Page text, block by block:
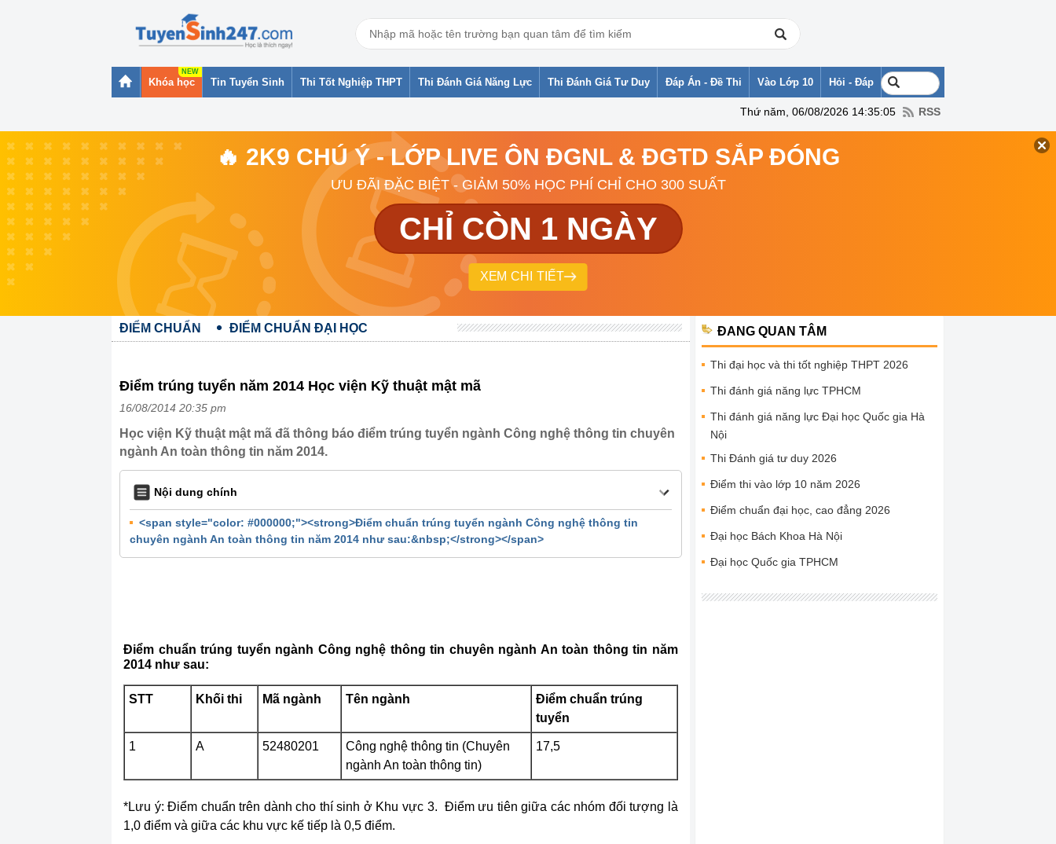
Khóa học Tin Tuyển Sinh Thi Tốt Nghiệp THPT Thi Đánh Giá Năng Lực Thi Đánh Giá Tư Duy Đáp Án - Đề Thi Vào Lớp 10 Hỏi - Đáp
Thứ năm, 06/08/2026 14:35:05 RSS
🔥 2K9 CHÚ Ý - LỚP LIVE ÔN ĐGNL & ĐGTD SẮP ĐÓNG
ƯU ĐÃI ĐẶC BIỆT - GIẢM 50% HỌC PHÍ CHỈ CHO 300 SUẤT
CHỈ CÒN 1 NGÀY
XEM CHI TIẾT
ĐIỂM CHUẨN ĐIỂM CHUẨN ĐẠI HỌC
Điểm trúng tuyển năm 2014 Học viện Kỹ thuật mật mã
16/08/2014 20:35 pm
Học viện Kỹ thuật mật mã đã thông báo điểm trúng tuyển ngành Công nghệ thông tin chuyên
ngành An toàn thông tin năm 2014.
Nội dung chính
<span style="color: #000000;"><strong>Điểm chuẩn trúng tuyển ngành Công nghệ thông tin
chuyên ngành An toàn thông tin năm 2014 như sau:&nbsp;</strong></span>
Điểm chuẩn trúng tuyển ngành Công nghệ thông tin chuyên ngành An toàn thông tin năm
2014 như sau:
STT Khối thi Mã ngành Tên ngành
Điểm chuẩn trúng
tuyển
1 A 52480201
Công nghệ thông tin (Chuyên
ngành An toàn thông tin)
17,5
*Lưu ý: Điểm chuẩn trên dành cho thí sinh ở Khu vực 3. Điểm ưu tiên giữa các nhóm đối tượng là
1,0 điểm và giữa các khu vực kế tiếp là 0,5 điểm.
ĐANG QUAN TÂM
Thi đại học và thi tốt nghiệp THPT 2026
Thi đánh giá năng lực TPHCM
Thi đánh giá năng lực Đại học Quốc gia Hà
Nội
Thi Đánh giá tư duy 2026
Điểm thi vào lớp 10 năm 2026
Điểm chuẩn đại học, cao đẳng 2026
Đại học Bách Khoa Hà Nội
Đại học Quốc gia TPHCM